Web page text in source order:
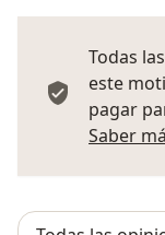
Todas
este
pagar
Saber